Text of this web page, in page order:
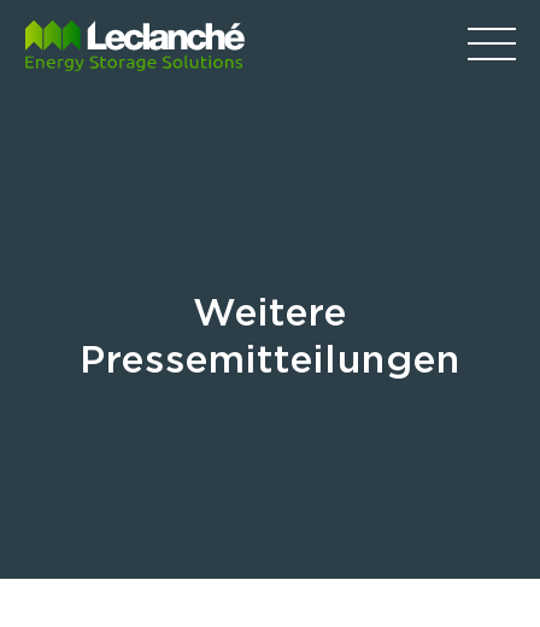
Weitere
Pressemitteilungen